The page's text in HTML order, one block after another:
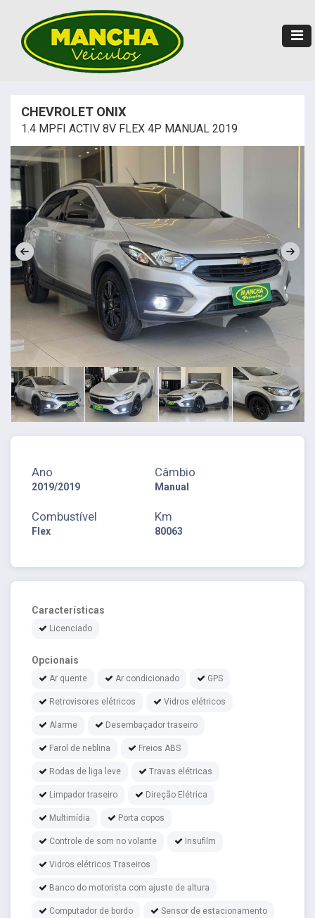
CHEVROLET ONIX
1.4 MPFI ACTIV 8V FLEX 4P MANUAL 2019
Ano
2019/2019
Câmbio
Manual
Combustível
Flex
Km
80063
Características
Licenciado
Opcionais
Ar quente Ar condicionado GPS
Retrovisores elétricos Vidros elétricos
Alarme Desembaçador traseiro
Farol de neblina Freios ABS
Rodas de liga leve Travas elétricas
Limpador traseiro Direção Elétrica
Multimídia Porta copos
Controle de som no volante Insufilm
Vidros elétricos Traseiros
Banco do motorista com ajuste de altura
Computador de bordo Sensor de estacionamento